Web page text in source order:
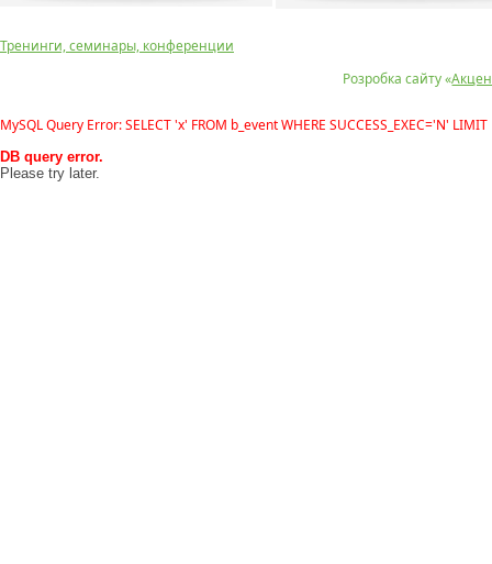
Розробка сайту «
Тренинги, семинары, конференции
MySQL Query Error: SELECT 'x' FROM b_event WHERE SUCCESS_EXEC='N' LIMIT
DB query error.
Please try later.